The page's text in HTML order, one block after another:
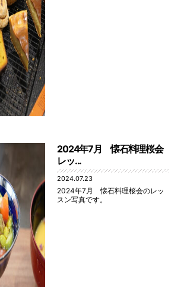
2024年7月 懐石料理桜会
レッ...
2024.07.23
2024年7月 懐石料理桜会のレッ
スン写真です。